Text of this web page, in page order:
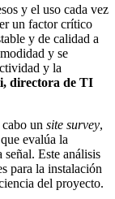
y el uso cada vez
un factor crítico
y de calidad a
y se
y la
directora de TI
un site survey,
evalúa la
Este análisis
para la instalación
del proyecto.